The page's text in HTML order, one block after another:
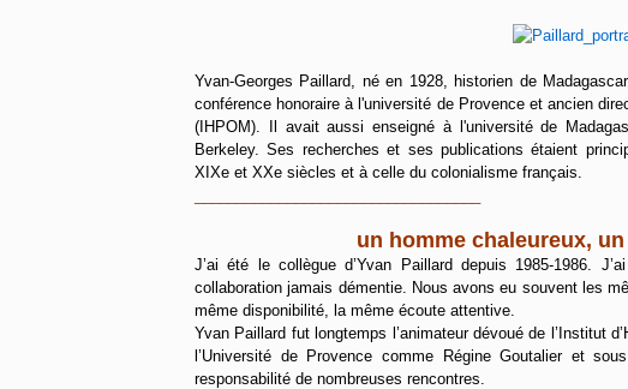
Yvan-Georges Paillard, né en 1928, historien de
conférence honoraire à l'université de Provence et ancien
(IHPOM). Il avait aussi enseigné à l'université de
Berkeley. Ses recherches et ses publications étaient
XIXe et XXe siècles et à celle du colonialisme français.
un homme chaleureux,
J’ai été le collègue d’Yvan Paillard depuis 1985-1986.
collaboration jamais démentie. Nous avons eu souvent les
même disponibilité, la même écoute attentive.
Yvan Paillard fut longtemps l’animateur dévoué de l’Institut
l’Université de Provence comme Régine Goutalier et
responsabilité de nombreuses rencontres.